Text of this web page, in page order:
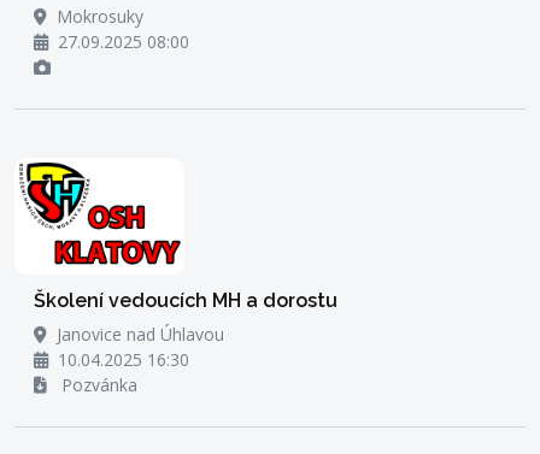
Mokrosuky
27.09.2025 08:00
Školení vedoucích MH a dorostu
Janovice nad Úhlavou
10.04.2025 16:30
Pozvánka